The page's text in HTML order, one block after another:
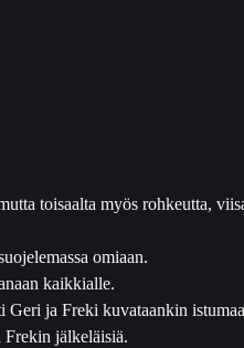
toisaalta myös rohkeutta,
omiaan.
kaikkialle.
Geri ja Freki kuvataankin
jälkeläisiä.